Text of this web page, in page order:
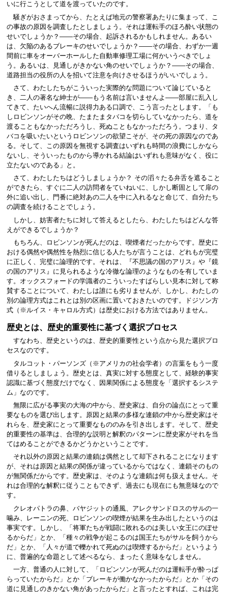
いに行こうとして道を渡っていたのです。
騒ぎがおさまってから、たとえば地元の警察署あたりに集まって、こ
の事故の原因を調査したとしましょう。それは運転手のほろ酔い状態の
せいでしょうか？――その場合、起訴されるかもしれません。あるい
は、欠陥のあるブレーキのせいでしょうか？――その場合、わずか一週
間前に車をオーバーホールした自動車修理工場に何かいうべきでしょ
う。あるいは、見通しがきかない角のせいでしょうか？――その場合、
道路担当の役所の人を招いて注意を向けさせるほうがいいでしょう。
さて、わたしたちがこういった実際的な問題について論じていると
き、二人の著名な紳士が――もう名前は言いませんよ――部屋に乱入し
てきて、たいへん流暢に説得力ある口調で、こう言ったとします。「も
しロビンソンがその晩、たまたまタバコを切らしていなかったら、道を
渡ることもなかっただろうし、死ぬこともなかっただろう。つまり、タ
バコを吸いたいというロビンソンの欲望こそが、その死の原因なのであ
る。そして、この原因を無視する調査はいずれも時間の浪費にしかなら
ないし、そういったものから導かれる結論はいずれも意味がなく、役に
立たないのである」と。
さて、わたしたちはどうしましょうか？ その滔々たる弁舌を遮ること
ができたら、すぐに二人の訪問者をていねいに、しかし断固として扉の
外に追い出し、門番に絶対あの二人を中に入れるなと命じて、自分たち
の調査を続けることでしょう。
しかし、妨害者たちに対して答えるとしたら、わたしたちはどんな答
えができるでしょうか？
もちろん、ロビンソンが死んだのは、喫煙者だったからです。歴史に
おける偶然や偶然性を熱烈に信じる人たちが言うことは、どれもが完璧
に正しく、完璧に論理的です。それは、『不思議の国のアリス』や『鏡
の国のアリス』に見られるような冷徹な論理のようなものを有していま
す。オックスフォードの学識者のこういったすばらしい見本に対して称
賛することについて、わたしは誰にも劣りませんが、しかし、わたしの
別の論理方式はこれとは別の区画に置いておきたいのです。ドジソン方
式（※ルイス・キャロル方式）は歴史における方法ではありません。
歴史とは、歴史的重要性に基づく選択プロセス
すなわち、歴史というのは、歴史的重要性という点から見た選択プロ
セスなのです。
タルコット・パーソンズ（※アメリカの社会学者）の言葉をもう一度
借りるとしましょう。歴史とは、真実に対する態度として、経験的事実
認識に基づく態度だけでなく、因果関係による態度を「選択するシステ
ム」なのです。
無限に広がる事実の大海の中から、歴史家は、自分の論点にとって重
要なものを選び出します。原因と結果の多様な連鎖の中から歴史家はそ
れらを、歴史家にとって重要なもののみを引き出します。そして、歴史
的重要性の基準は、合理的な説明と解釈のパターンに歴史家がそれを当
てはめることができるかどうかということです。
それ以外の原因と結果の連鎖は偶然として却下されることになります
が、それは原因と結果の関係が違っているからではなく、連鎖そのもの
が無関係だからです。歴史家は、そのような連鎖は何も扱えません。そ
れは合理的な解釈に従うこともできず、過去にも現在にも無意味なので
す。
クレオパトラの鼻、バヤジットの通風、アレクサンドロスのサルの一
噛み、レーニンの死、ロビンソンの喫煙が結果を生み出したというのは
事実です。しかし、「将軍たちが戦闘に敗れるのは美しい女王にのぼせ
るからだ」とか、「種々の戦争が起こるのは国王たちがサルを飼うから
だ」とか、「人々が道で轢かれて死ぬのは喫煙するからだ」というよう
に、普遍的な命題として述べるなら、まったく意味をなしません。
一方、普通の人に対して、「ロビンソンが死んだのは運転手が酔っぱ
らっていたからだ」とか「ブレーキが働かなかったからだ」とか「その
道に見通しのきかない角があったからだ」と言ったとすれば、これは完